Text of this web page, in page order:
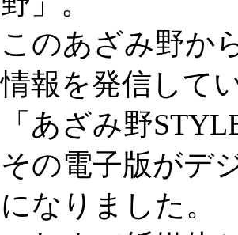
このあざみ野か
情報を発信して
「あざみ野
その電子版がデ
になりました。